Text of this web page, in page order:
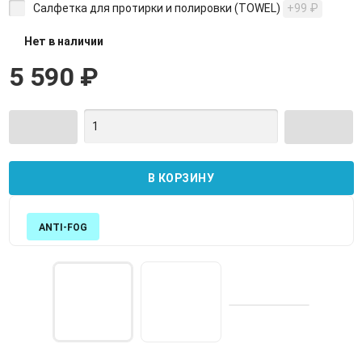
Салфетка для протирки и полировки (TOWEL)
+99 ₽
Нет в наличии
5 590 ₽
ANTI-FOG